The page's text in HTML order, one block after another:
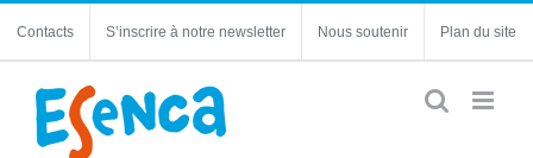
Contacts S’inscrire à notre newsletter Nous soutenir Plan du site